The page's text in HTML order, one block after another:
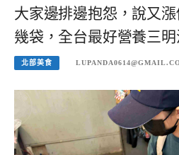
大家邊排邊抱怨，說又
幾袋，全台最好營養三明
北部美食